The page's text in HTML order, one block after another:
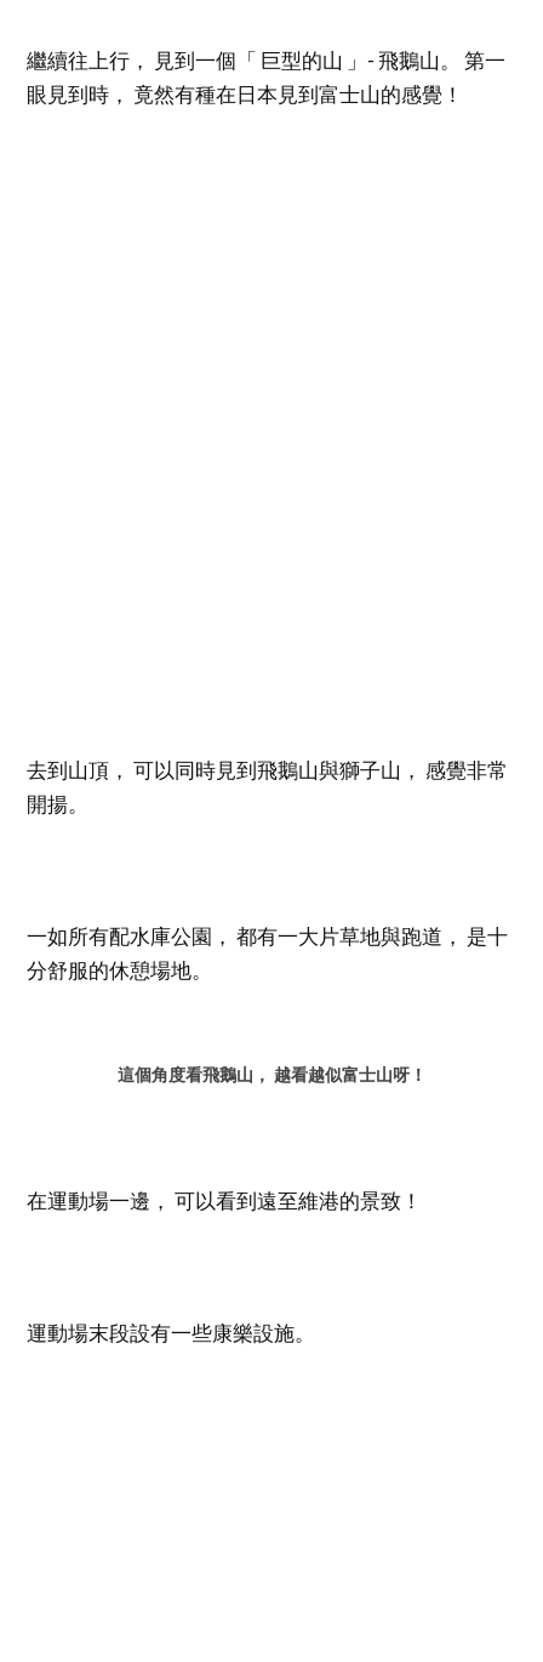
繼續往上行， 見到一個「 巨型的山 」- 飛鵝山。 第一
眼見到時， 竟然有種在日本見到富士山的感覺！
去到山頂， 可以同時見到飛鵝山與獅子山， 感覺非常
開揚。
一如所有配水庫公園， 都有一大片草地與跑道， 是十
分舒服的休憩場地。
這個角度看飛鵝山， 越看越似富士山呀！
在運動場一邊， 可以看到遠至維港的景致！
運動場末段設有一些康樂設施。